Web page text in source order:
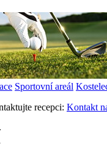
Sportovní areál
recepci: Kontakt